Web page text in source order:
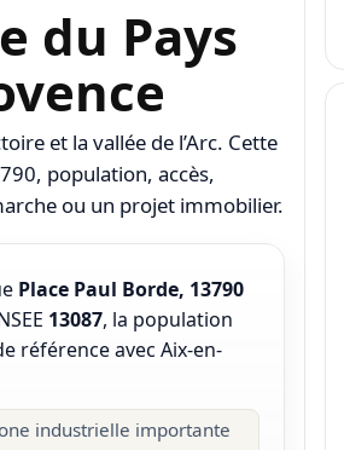
du Pays
et la vallée de l’Arc. Cette
population, accès,
ou un projet immobilier.
Place Paul Borde, 13790
13087, la population
référence avec Aix-en-
industrielle importante